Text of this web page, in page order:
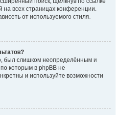
всех страницах конференции.
от используемого стиля.
был слишком неопределённым и
которым в phpBB не
и используйте возможности